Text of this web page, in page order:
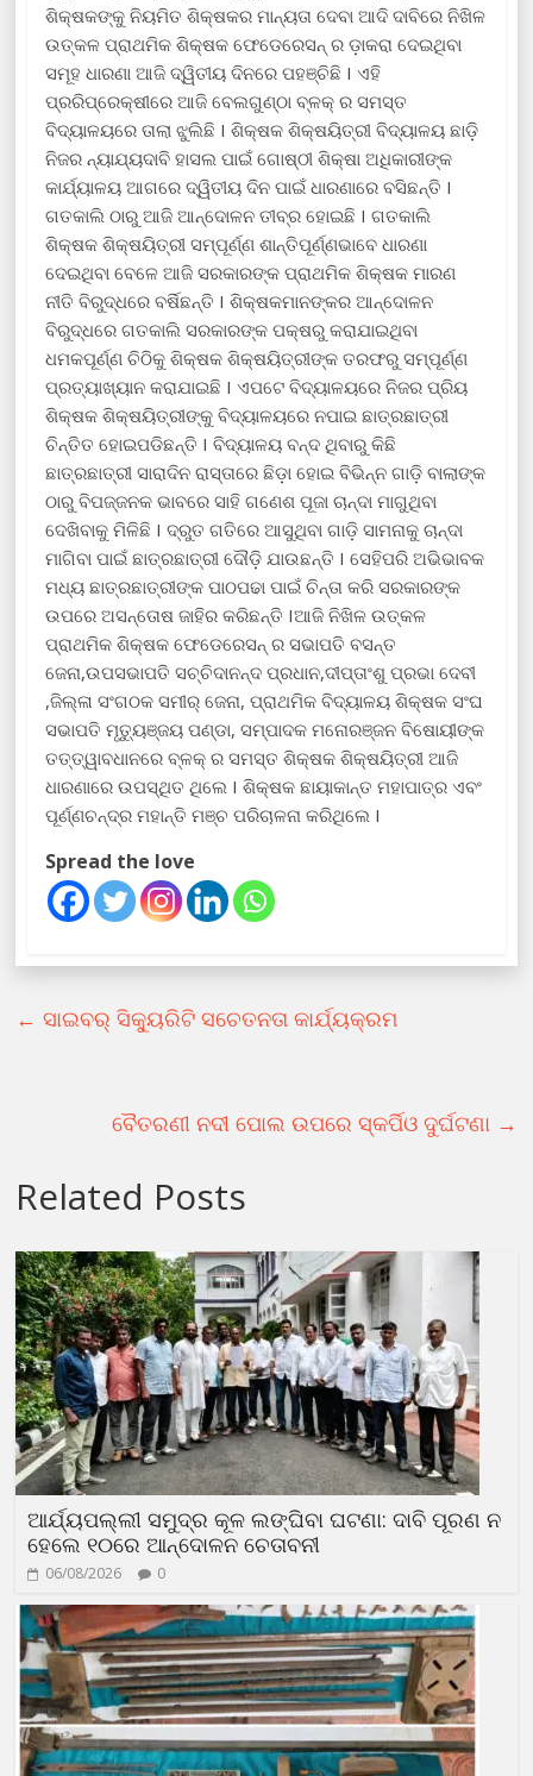
ଶିକ୍ଷକଙ୍କୁ ନିୟମିତ ଶିକ୍ଷକର ମାନ୍ୟତା ଦେବା ଆଦି ଦାବିରେ ନିଖିଳ
ଉତ୍କଳ ପ୍ରାଥମିକ ଶିକ୍ଷକ ଫେଡେରେସନ୍ ର ଡ଼ାକରା ଦେଇଥିବା
ସମୂହ ଧାରଣା ଆଜି ଦ୍ୱିତୀୟ ଦିନରେ ପହଞ୍ଚିଛି I ଏହି
ପ୍ରରିପ୍ରେକ୍ଷୀରେ ଆଜି ବେଲଗୁଣ୍ଠା ବ୍ଳକ୍ ର ସମସ୍ତ
ବିଦ୍ୟାଳୟରେ ତାଲା ଝୁଲିଛି I ଶିକ୍ଷକ ଶିକ୍ଷୟିତ୍ରୀ ବିଦ୍ୟାଳୟ ଛାଡ଼ି
ନିଜର ନ୍ୟାଯ୍ୟଦାବି ହାସଲ ପାଇଁ ଗୋଷ୍ଠୀ ଶିକ୍ଷା ଅଧିକାରୀଙ୍କ
କାର୍ଯ୍ୟାଳୟ ଆଗରେ ଦ୍ୱିତୀୟ ଦିନ ପାଇଁ ଧାରଣାରେ ବସିଛନ୍ତି I
ଗତକାଲି ଠାରୁ ଆଜି ଆନ୍ଦୋଳନ ତୀବ୍ର ହୋଇଛି I ଗତକାଲି
ଶିକ୍ଷକ ଶିକ୍ଷୟିତ୍ରୀ ସମ୍ପୂର୍ଣ୍ଣ ଶାନ୍ତିପୂର୍ଣ୍ଣଭାବେ ଧାରଣା
ଦେଇଥିବା ବେଳେ ଆଜି ସରକାରଙ୍କ ପ୍ରାଥମିକ ଶିକ୍ଷକ ମାରଣ
ନୀତି ବିରୁଦ୍ଧରେ ବର୍ଷିଛନ୍ତି I ଶିକ୍ଷକମାନଙ୍କର ଆନ୍ଦୋଳନ
ବିରୁଦ୍ଧରେ ଗତକାଲି ସରକାରଙ୍କ ପକ୍ଷରୁ କରାଯାଇଥିବା
ଧମକପୂର୍ଣ୍ଣ ଚିଠିକୁ ଶିକ୍ଷକ ଶିକ୍ଷୟିତ୍ରୀଙ୍କ ତରଫରୁ ସମ୍ପୂର୍ଣ୍ଣ
ପ୍ରତ୍ୟାଖ୍ୟାନ କରାଯାଇଛି I ଏପଟେ ବିଦ୍ୟାଳୟରେ ନିଜର ପ୍ରିୟ
ଶିକ୍ଷକ ଶିକ୍ଷୟିତ୍ରୀଙ୍କୁ ବିଦ୍ୟାଳୟରେ ନପାଇ ଛାତ୍ରଛାତ୍ରୀ
ଚିନ୍ତିତ ହୋଇପଡିଛନ୍ତି I ବିଦ୍ୟାଳୟ ବନ୍ଦ ଥିବାରୁ କିଛି
ଛାତ୍ରଛାତ୍ରୀ ସାରାଦିନ ରାସ୍ତାରେ ଛିଡ଼ା ହୋଇ ବିଭିନ୍ନ ଗାଡ଼ି ବାଲାଙ୍କ
ଠାରୁ ବିପଜ୍ଜନକ ଭାବରେ ସାହି ଗଣେଶ ପୂଜା ଚାନ୍ଦା ମାଗୁଥିବା
ଦେଖିବାକୁ ମିଳିଛି I ଦ୍ରୁତ ଗତିରେ ଆସୁଥିବା ଗାଡ଼ି ସାମନାକୁ ଚାନ୍ଦା
ମାଗିବା ପାଇଁ ଛାତ୍ରଛାତ୍ରୀ ଦୌଡ଼ି ଯାଉଛନ୍ତି I ସେହିପରି ଅଭିଭାବକ
ମଧ୍ୟ ଛାତ୍ରଛାତ୍ରୀଙ୍କ ପାଠପଢା ପାଇଁ ଚିନ୍ତା କରି ସରକାରଙ୍କ
ଉପରେ ଅସନ୍ତୋଷ ଜାହିର କରିଛନ୍ତି Iଆଜି ନିଖିଳ ଉତ୍କଳ
ପ୍ରାଥମିକ ଶିକ୍ଷକ ଫେଡେରେସନ୍ ର ସଭାପତି ବସନ୍ତ
ଜେନା,ଉପସଭାପତି ସଚ୍ଚିଦାନନ୍ଦ ପ୍ରଧାନ,ଦୀପ୍ତାଂଶୁ ପ୍ରଭା ଦେବୀ
,ଜିଲ୍ଳା ସଂଗଠକ ସମୀର୍ ଜେନା, ପ୍ରାଥମିକ ବିଦ୍ୟାଳୟ ଶିକ୍ଷକ ସଂଘ
ସଭାପତି ମୃତ୍ୟୁଞ୍ଜୟ ପଣ୍ଡା, ସମ୍ପାଦକ ମନୋରଞ୍ଜନ ବିଷୋୟୀଙ୍କ
ତତ୍ତ୍ୱାବଧାନରେ ବ୍ଳକ୍ ର ସମସ୍ତ ଶିକ୍ଷକ ଶିକ୍ଷୟିତ୍ରୀ ଆଜି
ଧାରଣାରେ ଉପସ୍ଥିତ ଥିଲେ I ଶିକ୍ଷକ ଛାୟାକାନ୍ତ ମହାପାତ୍ର ଏବଂ
ପୂର୍ଣ୍ଣଚନ୍ଦ୍ର ମହାନ୍ତି ମଞ୍ଚ ପରିଚାଳନା କରିଥିଲେ I
Spread the love
← ସାଇବର୍ ସିକ୍ୟୁରିଟି ସଚେତନତା କାର୍ଯ୍ୟକ୍ରମ
ବୈତରଣୀ ନଦୀ ପୋଲ ଉପରେ ସ୍କର୍ପିଓ ଦୁର୍ଘଟଣା →
Related Posts
ଆର୍ଯ୍ୟପଲ୍ଲୀ ସମୁଦ୍ର କୂଳ ଲଙ୍ଘିବା ଘଟଣା: ଦାବି ପୂରଣ ନ
ହେଲେ ୧୦ରେ ଆନ୍ଦୋଳନ ଚେତାବନୀ
06/08/2026 0